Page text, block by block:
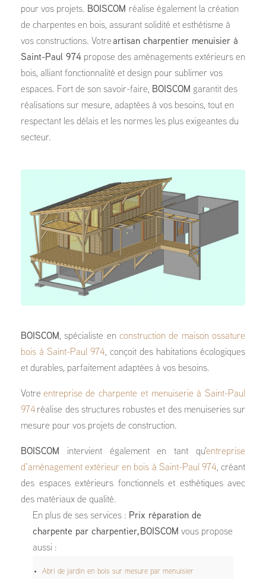
pour vos projets. BOISCOM réalise également la création
de charpentes en bois, assurant solidité et esthétisme à
vos constructions. Votre artisan charpentier menuisier à
Saint-Paul 974 propose des aménagements extérieurs en
bois, alliant fonctionnalité et design pour sublimer vos
espaces. Fort de son savoir-faire, BOISCOM garantit des
réalisations sur mesure, adaptées à vos besoins, tout en
respectant les délais et les normes les plus exigeantes du
secteur.
BOISCOM , spécialiste en construction de maison ossature
bois à Saint-Paul 974, conçoit des habitations écologiques
et durables, parfaitement adaptées à vos besoins.
Votre entreprise de charpente et menuiserie à Saint-Paul
974 réalise des structures robustes et des menuiseries sur
mesure pour vos projets de construction.
BOISCOM intervient également en tant qu'entreprise
d’aménagement extérieur en bois à Saint-Paul 974, créant
des espaces extérieurs fonctionnels et esthétiques avec
des matériaux de qualité.
En plus de ses services : Prix réparation de
charpente par charpentier, BOISCOM vous propose
aussi :
Abri de jardin en bois sur mesure par menuisier